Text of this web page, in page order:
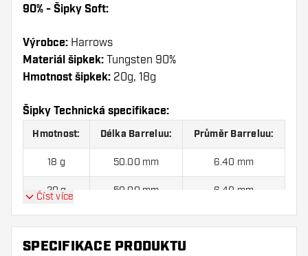
90% - Šipky Soft:
Výrobce: Harrows
Materiál šipkek: Tungsten 90%
Hmotnost šipkek: 20g, 18g
Šipky Technická specifikace:
Hmotnost: Délka Barreluu: Průměr Barreluu:
18 g 50.00 mm 6.40 mm
20 g 50.00 mm 6.40 mm
Harrows Damon Heta V2 90% - Šipky Soft sada
Číst více
SPECIFIKACE PRODUKTU